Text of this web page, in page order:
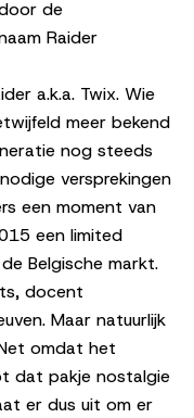
de
Raider
a.k.a. Twix. Wie
meer bekend
nog steeds
versprekingen
een moment van
een limited
Belgische markt.
docent
Maar natuurlijk
omdat het
dat pakje nostalgie
er dus uit om er